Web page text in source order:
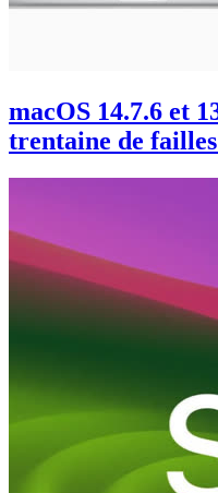
macOS 14.7.6 et
trentaine de